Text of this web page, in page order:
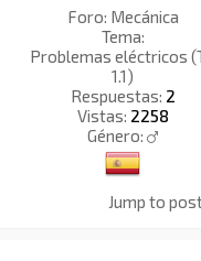
Foro: Mecánica
Tema:
Problemas eléctricos
1.1)
Respuestas: 2
Vistas: 2258
Género:
Jump to